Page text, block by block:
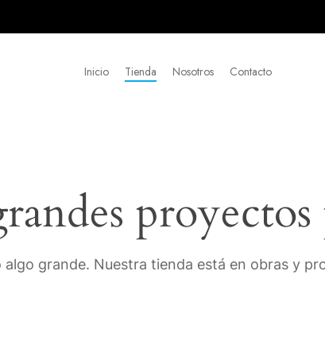
Inicio Tienda Nosotros Contacto
algo grande. Nuestra tienda está en obras y